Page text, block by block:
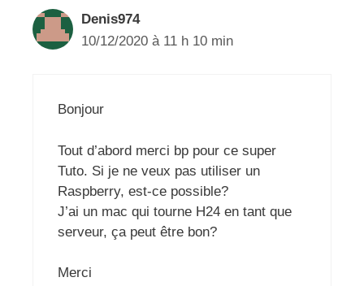
Denis974
10/12/2020 à 11 h 10 min
Bonjour
Tout d’abord merci bp pour ce super
Tuto. Si je ne veux pas utiliser un
Raspberry, est-ce possible?
J’ai un mac qui tourne H24 en tant que
serveur, ça peut être bon?
Merci